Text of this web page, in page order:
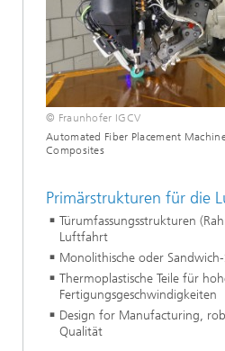
© Fraunhofer IGCV
Automated Fiber Placement
Composites
Primärstrukturen für die
Türumfassungsstrukturen
Luftfahrt
Monolithische oder
Thermoplastische Teile für
Fertigungsgeschwindigkeiten
Design for Manufacturing,
Qualität